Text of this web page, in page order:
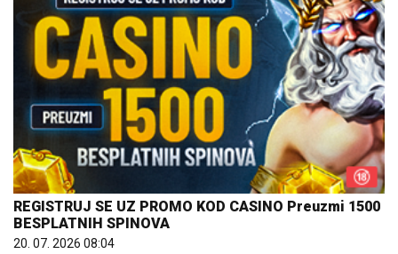
REGISTRUJ SE UZ PROMO KOD CASINO Preuzmi 1500
BESPLATNIH SPINOVA
20. 07. 2026 08:04